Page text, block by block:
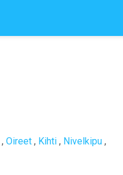
, Oireet , Kihti , Nivelkipu ,